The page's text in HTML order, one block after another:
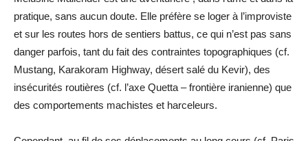
pratique, sans aucun doute. Elle préfère se loger à l’improviste
et sur les routes hors de sentiers battus, ce qui n’est pas sans
danger parfois, tant du fait des contraintes topographiques (cf.
Mustang, Karakoram Highway, désert salé du Kevir), des
insécurités routières (cf. l’axe Quetta – frontière iranienne) que
des comportements machistes et harceleurs.